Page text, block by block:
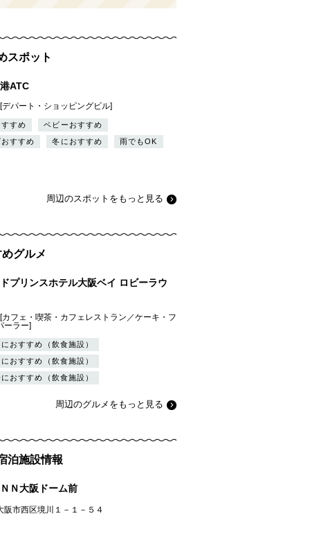
スポット
ATC
デパート・ショッピングビル]
すめ
ベビーおすすめ
すすめ
冬におすすめ 雨でもOK
周辺のスポットをもっと見る
グルメ
プリンスホテル大阪ベイ ロビーラウ
カフェ・喫茶・カフェレストラン／ケーキ・フ
ーラー]
おすすめ（飲食施設）
おすすめ（飲食施設）
おすすめ（飲食施設）
周辺のグルメをもっと見る
泊施設情報
Ｎ大阪ドーム前
阪市西区境川１－１－５４